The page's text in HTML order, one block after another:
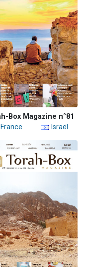
Box Magazine n°81
Israël